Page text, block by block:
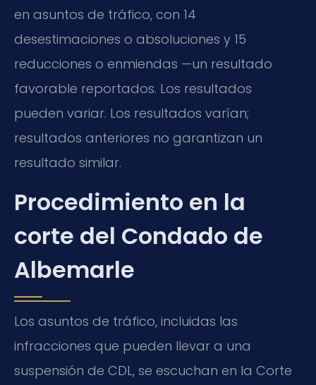
en asuntos de tráfico, con 14
desestimaciones o absoluciones y 15
reducciones o enmiendas —un resultado
favorable reportados. Los resultados
pueden variar. Los resultados varían;
resultados anteriores no garantizan un
resultado similar.
Procedimiento en la
corte del Condado de
Albemarle
Los asuntos de tráfico, incluidas las
infracciones que pueden llevar a una
suspensión de CDL, se escuchan en la Corte